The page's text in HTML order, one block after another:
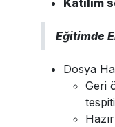
Katılım
Eğitimde
Dosya
Geri
tespiti